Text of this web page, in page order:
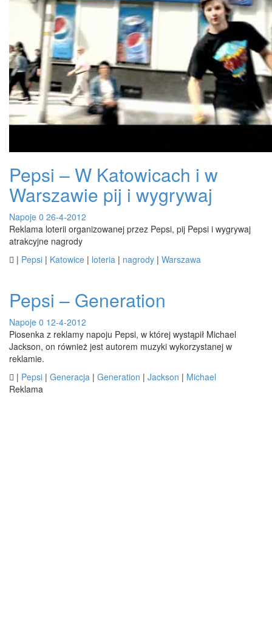
Pepsi – W Katowicach i w
Warszawie pij i wygrywaj
Napoje 0 26-4-2012
Reklama loterii organizowanej przez Pepsi, pij Pepsi i wygrywaj
atrakcyjne nagrody
 | Pepsi | Katowice | loteria | nagrody | Warszawa
Pepsi – Generation
Napoje 0 12-4-2012
Piosenka z reklamy napoju Pepsi, w której wystąpił Michael
Jackson, on również jest autorem muzyki wykorzystanej w
reklamie.
 | Pepsi | Generacja | Generation | Jackson | Michael
Reklama